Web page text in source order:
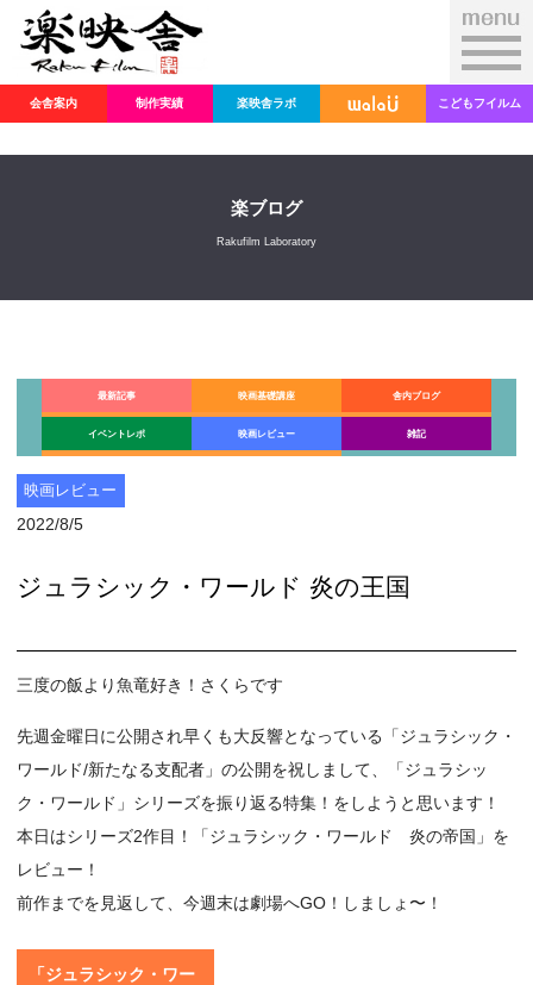
会舎案内 制作実績 楽映舎ラボ こどもフイルム
楽ブログ
Rakufilm Laboratory
最新記事 映画基礎講座 舎内ブログ
イベントレポ 映画レビュー 雑記
映画レビュー
2022/8/5
ジュラシック・ワールド 炎の王国
三度の飯より魚竜好き！さくらです
先週金曜日に公開され早くも大反響となっている「ジュラシック・
ワールド/新たなる支配者」の公開を祝しまして、「ジュラシッ
ク・ワールド」シリーズを振り返る特集！をしようと思います！
本日はシリーズ2作目！「ジュラシック・ワールド 炎の帝国」を
レビュー！
前作までを見返して、今週末は劇場へGO！しましょ〜！
「ジュラシック・ワー